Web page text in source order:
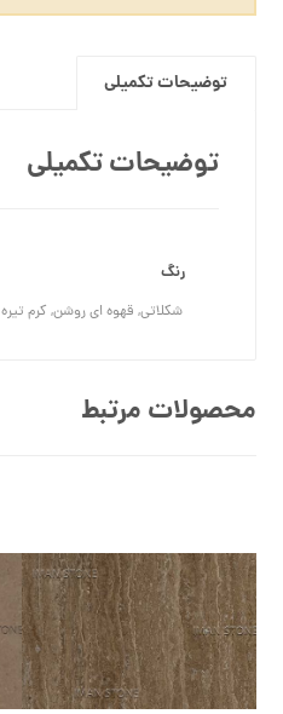
توضیحات تکمیلی
توضیحات تکمیلی
رنگ
شکلاتی, قهوه ای روشن, کرم تیره
محصولات مرتبط